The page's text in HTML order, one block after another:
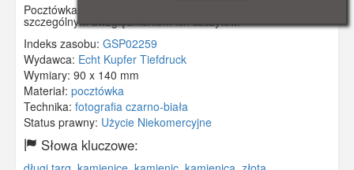
Pocztówka przedstawia widok na kamieniczki gdańskie, ze
szczególnym uwzględnieniem ich szczytów.
Indeks zasobu: GSP02259
Wydawca: Echt Kupfer Tiefdruck
Wymiary: 90 x 140 mm
Materiał: pocztówka
Technika: fotografia czarno-biała
Status prawny: Użycie Niekomercyjne
Słowa kluczowe: